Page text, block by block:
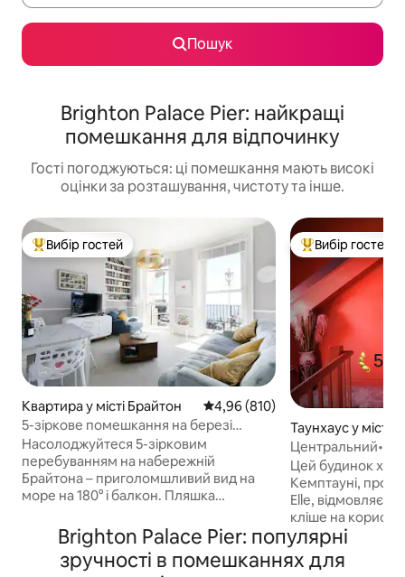
Пошук
Brighton Palace Pier: найкращі
помешкання для відпочинку
Гості погоджуються: ці помешкання мають високі
оцінки за розташування, чистоту та інше.
Топ вибір гостей
Вибір гостей
Квартира у місті Брайтон Середня оцінка: 4,96 з 5,
4,96 (810)
5-зіркове помешкання на березі
моря – вид на море, паркінг, балкон
Насолоджуйтеся 5-зірковим
перебуванням на набережній
Брайтона – приголомшливий вид на
море на 180° і балкон. Пляшка
Уникайте стресу/витрат на паркування
в Брайтоні завдяки власному
паркувальному місцю. У культовій
Топ вибір гостей
Вибір гостей
Таунхаус у місті
ліжечко
Цей будинок
Кемптауні, про
Elle,
кліше на
дизайну,
пляжем і в
Відпочиньте у
Brighton Palace Pier: популярні
зручності в помешканнях для